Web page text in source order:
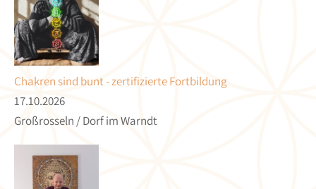
Chakren sind bunt - zertifizierte Fortbildung
17.10.2026
Großrosseln / Dorf im Warndt